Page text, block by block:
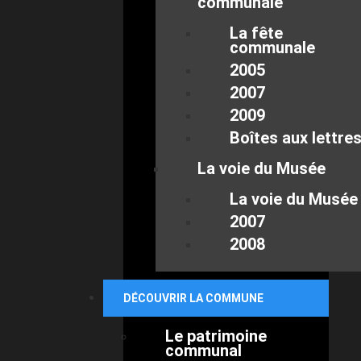
La fête
communale
2005
2007
2009
Boîtes aux lettres
La voie du Musée
La voie du Musée
2007
2008
DÉCOUVRIR LA COMMUNE
Le patrimoine
communal